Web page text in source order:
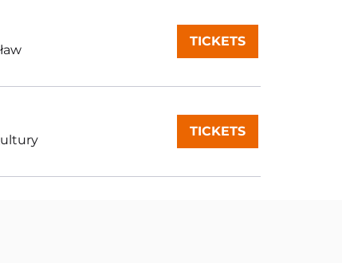
TICKETS
TICKETS